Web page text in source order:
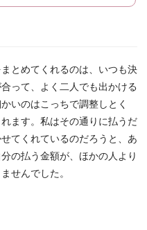
とめてくれるのは、いつも決
って、よく二人でも出かける
いのはこっちで調整しとく
ます。私はその通りに払うだ
てくれているのだろうと、あ
の払う金額が、ほかの人より
せんでした。